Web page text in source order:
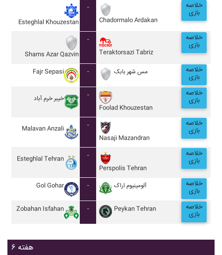
Esteghlal Khouzestan
-
Chadormalo Ardakan
خلاصه
بازی
Shams Azar Qazvin
-
Teraktorsazi Tabriz
خلاصه
بازی
Fajr Sepasi - مس شهر بابک خلاصه
بازی
خيبر خرم آباد
-
Foolad Khouzestan
خلاصه
بازی
Malavan Anzali
-
Nasaji Mazandran
خلاصه
بازی
Esteghlal Tehran
-
Perspolis Tehran
خلاصه
بازی
Gol Gohar - آلومينيوم اراک خلاصه
بازی
Zobahan Isfahan - Peykan Tehran خلاصه
بازی
هفته ۶